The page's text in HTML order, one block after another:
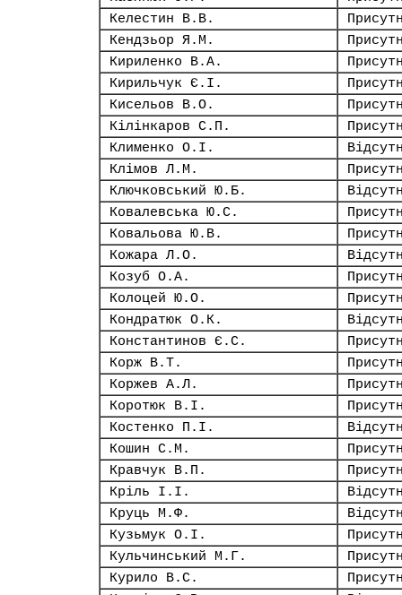
Келестин В.В.
Кендзьор Я.М.
Кириленко В.А.
Кирильчук Є.І.
Кисельов В.О.
Кілінкаров С.П.
Клименко О.І.
Клімов Л.М.
Ключковський Ю.Б.
Ковалевська Ю.С.
Ковальова Ю.В.
Кожара Л.О.
Козуб О.А.
Колоцей Ю.О.
Кондратюк О.К.
Константинов Є.С.
Корж В.Т.
Коржев А.Л.
Коротюк В.І.
Костенко П.І.
Кошин С.М.
Кравчук В.П.
Кріль І.І.
Круць М.Ф.
Кузьмук О.І.
Кульчинський М.Г.
Курило В.С.